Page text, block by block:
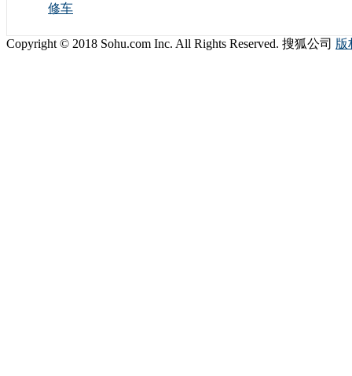
修车
Copyright © 2018 Sohu.com Inc. All Rights Reserved. 搜狐公司 版